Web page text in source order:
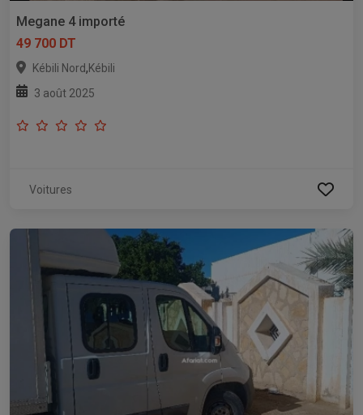
Megane 4 importé
49 700 DT
Kébili Nord,Kébili
3 août 2025
Voitures